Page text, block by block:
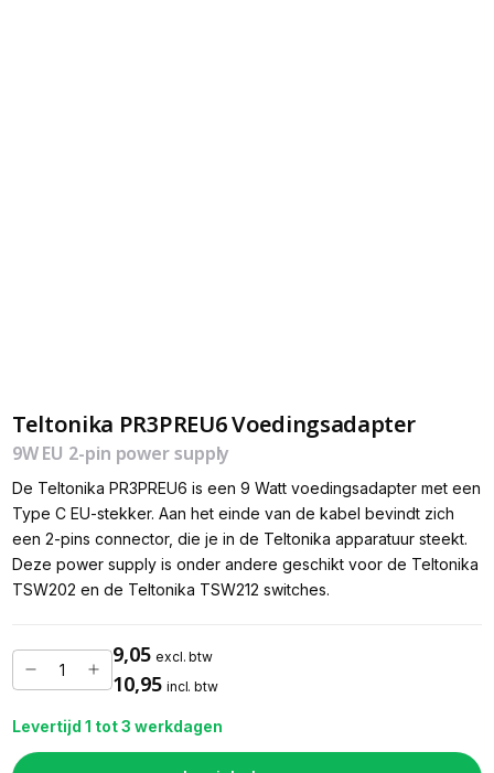
Teltonika PR3PREU6 Voedingsadapter
9W EU 2-pin power supply
De Teltonika PR3PREU6 is een 9 Watt voedingsadapter met een
Type C EU-stekker. Aan het einde van de kabel bevindt zich
een 2-pins connector, die je in de Teltonika apparatuur steekt.
Deze power supply is onder andere geschikt voor de Teltonika
TSW202 en de Teltonika TSW212 switches.
9,05 excl. btw
10,95 incl. btw
Levertijd 1 tot 3 werkdagen